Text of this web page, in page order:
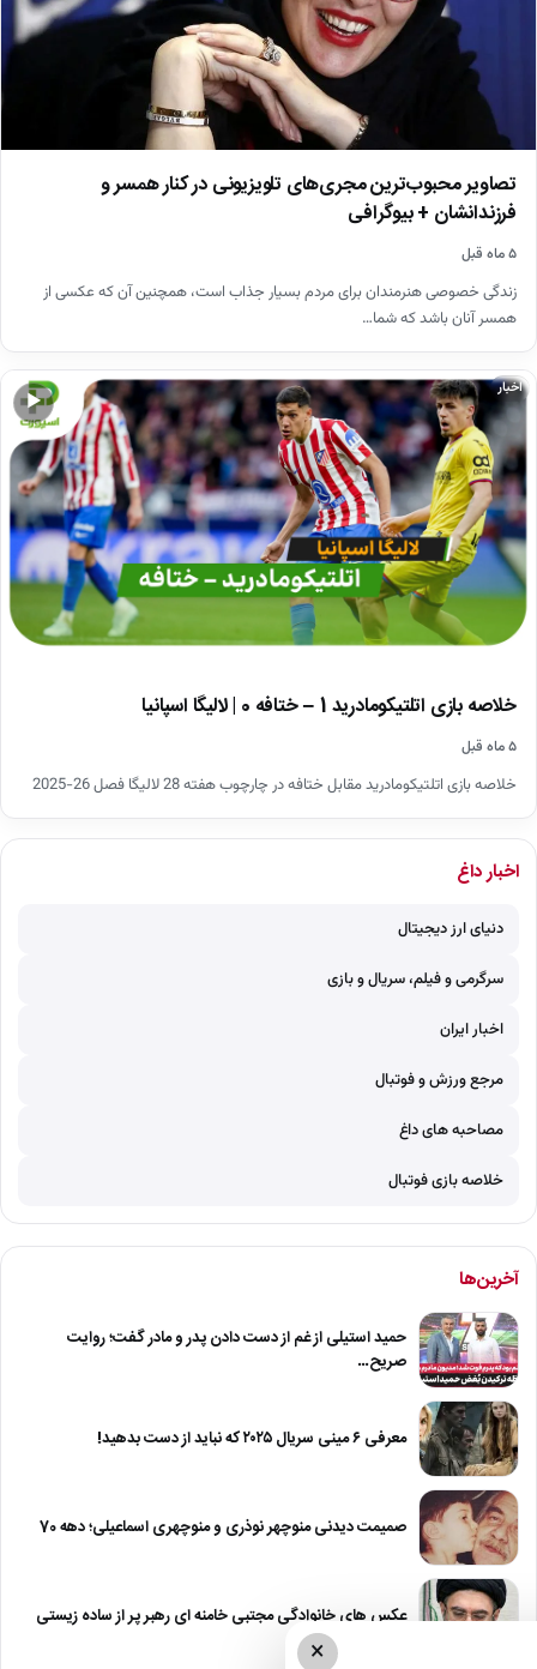
تصاویر محبوب‌ترین مجری‌های تلویزیونی در کنار همسر و
فرزندانشان + بیوگرافی
۵ ماه قبل
زندگی خصوصی هنرمندان برای مردم بسیار جذاب است، همچنین آن که عکسی از
همسر آنان باشد که شما…
▶
اخبار
خلاصه بازی اتلتیکومادرید 1 – ختافه 0 | لالیگا اسپانیا
۵ ماه قبل
خلاصه بازی اتلتیکومادرید مقابل ختافه در چارچوب هفته 28 لالیگا فصل 26-2025
اخبار داغ
دنیای ارز دیجیتال
سرگرمی و فیلم، سریال و بازی
اخبار ایران
مرجع ورزش و فوتبال
مصاحبه های داغ
خلاصه بازی فوتبال
آخرین‌ها
حمید استیلی از غم از دست دادن پدر و مادر گفت؛ روایت
صریح…
معرفی ۶ مینی سریال ۲۰۲۵ که نباید از دست بدهید!
صمیمت دیدنی منوچهر نوذری و منوچهری اسماعیلی؛ دهه 70
عکس های خانوادگی مجتبی خامنه ای رهبر پر از ساده زیستی
×